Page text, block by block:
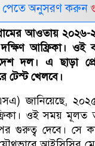
পেতে অনুসরণ করুন
আওতায়
আফ্রিকা। ওই
দল। এ ছাড়া
টেস্ট খেলবে।
জানিয়েছে,
ওই সময় মূলত
গুরুত্ব দেবে। সে